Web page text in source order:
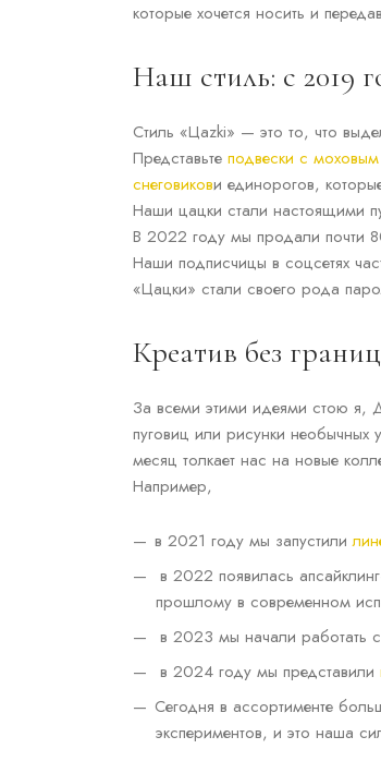
которые хочется носить и
Наш стиль: с 2019
Стиль «Цаzki» — это то, что
Представьте подвески с
снеговикови единорогов,
Наши цацки стали настоящими
В 2022 году мы продали почти
Наши подписчицы в соцсетях
«Цацки» стали своего рода
Креатив без границ
За всеми этими идеями стою я,
пуговиц или рисунки
месяц толкает нас на новые
Например,
в 2021 году мы запустили
в 2022 появилась
прошлому в современном
в 2023 мы начали работать
в 2024 году мы представили
Сегодня в ассортименте
экспериментов, и это наша